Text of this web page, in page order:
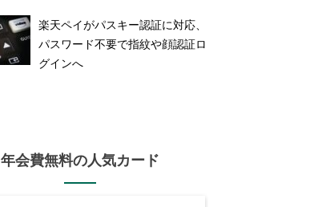
楽天ペイがパスキー認証に対応、
パスワード不要で指紋や顔認証ロ
グインへ
年会費無料の人気カード